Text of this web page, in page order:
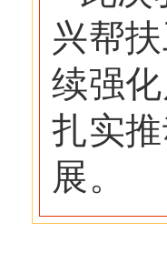
兴帮
续强
扎实
展。